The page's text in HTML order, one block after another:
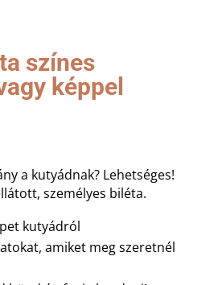
színes
képpel
a kutyádnak? Lehetséges!
személyes biléta.
kutyádról
amiket meg szeretnél